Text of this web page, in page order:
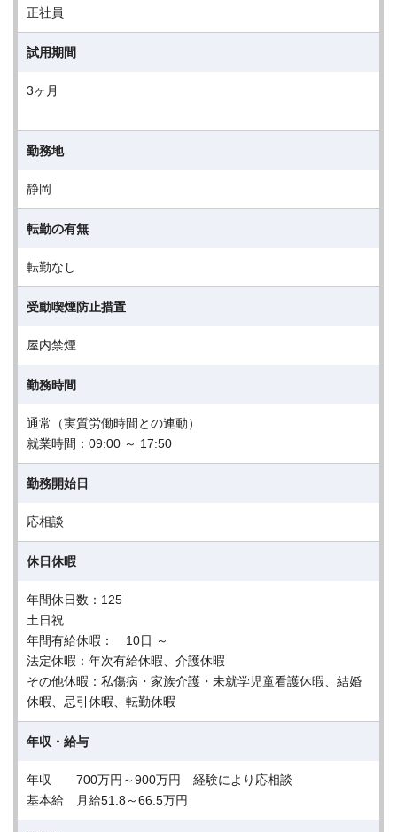
正社員
試用期間
3ヶ月
勤務地
静岡
転勤の有無
転勤なし
受動喫煙防止措置
屋内禁煙
勤務時間
通常（実質労働時間との連動）
就業時間：09:00 ～ 17:50
勤務開始日
応相談
休日休暇
年間休日数：125
土日祝
年間有給休暇： 10日 ～
法定休暇：年次有給休暇、介護休暇
その他休暇：私傷病・家族介護・未就学児童看護休暇、結婚
休暇、忌引休暇、転勤休暇
年収・給与
年収 700万円～900万円 経験により応相談
基本給 月給51.8～66.5万円